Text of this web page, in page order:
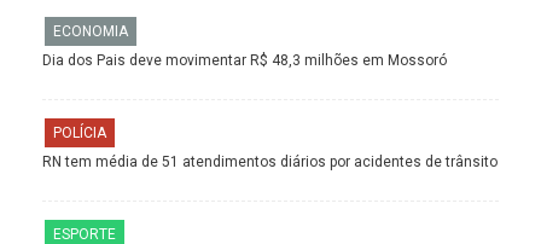
ECONOMIA
Dia dos Pais deve movimentar R$ 48,3 milhões em Mossoró
POLÍCIA
RN tem média de 51 atendimentos diários por acidentes de trânsito
ESPORTE